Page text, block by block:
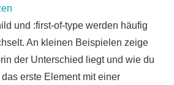
und :first-of-type werden häufig
An kleinen Beispielen zeige
der Unterschied liegt und wie du
erste Element mit einer